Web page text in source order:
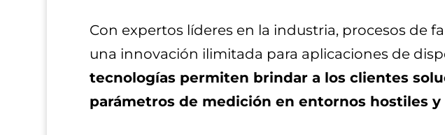
Con expertos líderes en la industria, procesos de
una innovación ilimitada para aplicaciones de
tecnologías permiten brindar a los clientes
parámetros de medición en entornos hostiles